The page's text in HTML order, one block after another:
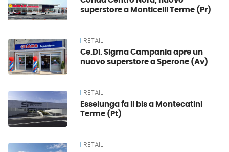
superstore a Monticelli Terme (Pr)
RETAIL
Ce.Di. Sigma Campania apre un
nuovo superstore a Sperone (Av)
RETAIL
Esselunga fa il bis a Montecatini
Terme (Pt)
RETAIL